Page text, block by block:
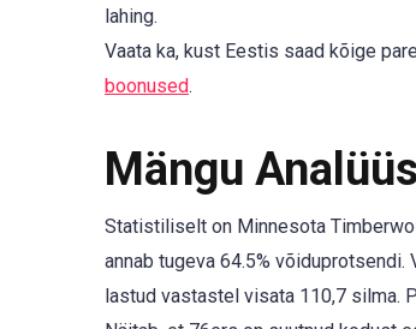
lahing.
Vaata ka, kust Eestis saad kõige
boonused.
Mängu Analüüs
Statistiliselt on Minnesota
annab tugeva 64.5%
lastud vastastel visata 110,7 silma.